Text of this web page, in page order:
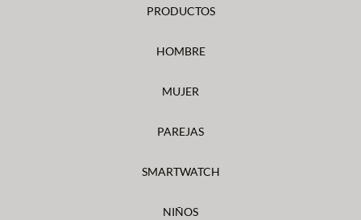
PRODUCTOS
HOMBRE
MUJER
PAREJAS
SMARTWATCH
NIÑOS